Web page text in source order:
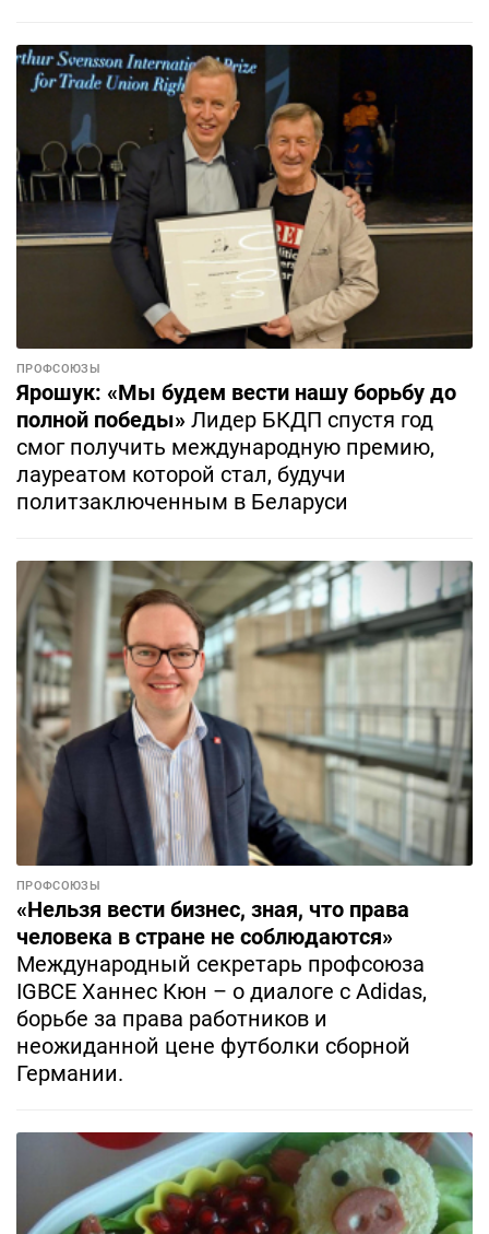
ПРОФСОЮЗЫ
Ярошук: «Мы будем вести нашу борьбу до
полной победы» Лидер БКДП спустя год
смог получить международную премию,
лауреатом которой стал, будучи
политзаключенным в Беларуси
ПРОФСОЮЗЫ
«Нельзя вести бизнес, зная, что права
человека в стране не соблюдаются»
Международный секретарь профсоюза
IGBCE Ханнес Кюн – о диалоге с Adidas,
борьбе за права работников и
неожиданной цене футболки сборной
Германии.